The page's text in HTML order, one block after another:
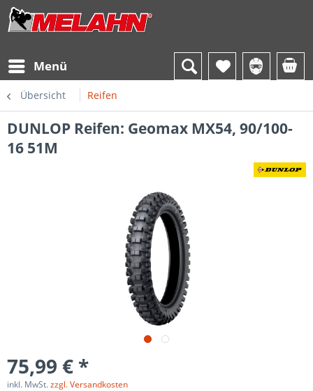
Menü
Übersicht Reifen
DUNLOP Reifen: Geomax MX54, 90/100-
16 51M
75,99 € *
inkl. MwSt.zzgl. Versandkosten